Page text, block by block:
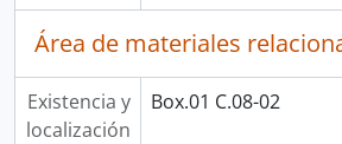
Área de materiales
Existencia y
localización
Box.01 C.08-02